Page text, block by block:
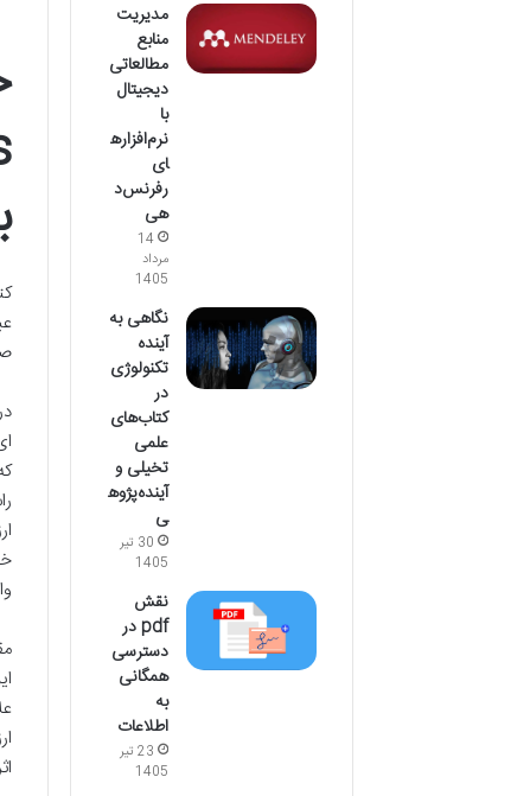
مدیریت
منابع
مطالعاتی
دیجیتال
با
نرم‌افزاره
ای
رفرنس‌د
هی
14
مرداد
1405
نگاهی به
آینده
تکنولوژی
در
کتاب‌های
علمی
تخیلی و
آینده‌پژوه
ی
30 تیر
1405
نقش
pdf در
دسترسی
همگانی
به
اطلاعات
23 تیر
1405